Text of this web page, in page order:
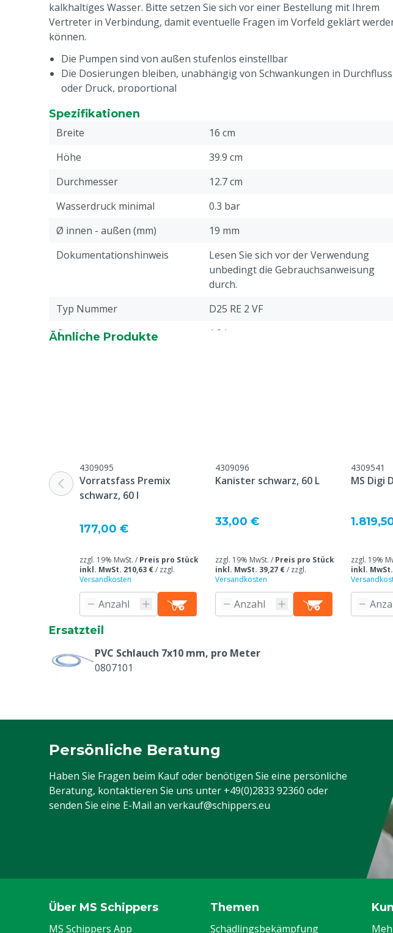
kalkhaltiges Wasser. Bitte setzen Sie sich vor einer Bestellung mit Ihrem
Vertreter in Verbindung, damit eventuelle Fragen im Vorfeld geklärt
können.
Die Pumpen sind von außen stufenlos einstellbar
Die Dosierungen bleiben, unabhängig von Schwankungen in Durchfluss
oder Druck, proportional
Spezifikationen
Breite
16 cm
Höhe
39.9 cm
Durchmesser
12.7 cm
Wasserdruck minimal
0.3 bar
Ø innen - außen (mm)
19 mm
Dokumentationshinweis
Lesen Sie sich vor der Verwendung
unbedingt die Gebrauchsanweisung
durch.
Typ Nummer
D25 RE 2 VF
Gewicht
1.2 kg
Wasserdruck maximal
6 bar
Zu verwenden für
Garantie
1 Jahr ab Lieferdatum, keine Garantie
auf Verschleißteile / unsachgemäßen
Tierarten
Rindvieh, Schweine, Geflügel, Schafe,
Pumpenleistung maximal
50 L/H
Ähnliche Produkte
4309095
Vorratsfass Premix
schwarz, 60 l
177,00 €
zzgl. 19% MwSt. / Preis pro Stück
inkl. MwSt. 210,63 €/ zzgl.
Versandkosten
4309096
Kanister schwarz, 60 L
33,00 €
zzgl. 19% MwSt. / Preis pro Stück
inkl. MwSt. 39,27 €/ zzgl.
Versandkosten
4309541
MS Digi
zzgl. 19%
inkl.
Ersatzteil
PVC Schlauch 7x10 mm, pro Meter
0807101
Persönliche Beratung
Haben Sie Fragen beim Kauf oder benötigen Sie eine persönliche
Beratung, kontaktieren Sie uns unter +49(0)2833 92360 oder
senden Sie eine E-Mail an verkauf@schippers.eu
Über MS Schippers
MS Schippers App
Themen
Schädlingsbekämpfung